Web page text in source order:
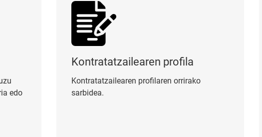
edo
Kontratatzailearen profila
Kontratatzailearen profilaren orrirako
sarbidea.